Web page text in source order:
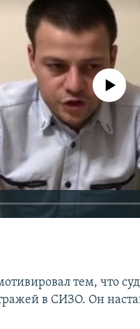
No media source
тем, что
в СИЗО. Он